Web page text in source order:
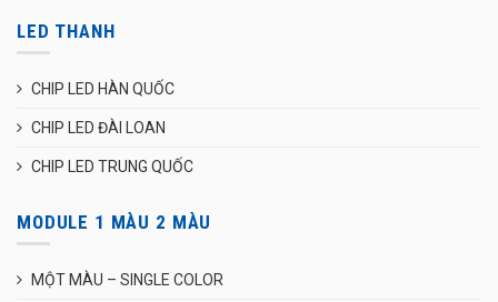
LED THANH
CHIP LED HÀN QUỐC
CHIP LED ĐÀI LOAN
CHIP LED TRUNG QUỐC
MODULE 1 MÀU 2 MÀU
MỘT MÀU – SINGLE COLOR